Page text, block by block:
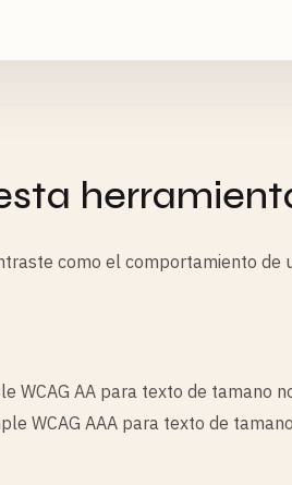
como el comportamiento de
WCAG AA para texto de tamano
WCAG AAA para texto de